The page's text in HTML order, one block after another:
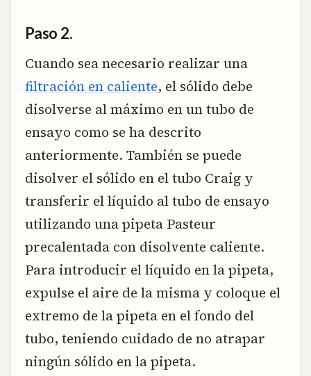
Paso 2.
Cuando sea necesario realizar una
filtración en caliente, el sólido debe
disolverse al máximo en un tubo de
ensayo como se ha descrito
anteriormente. También se puede
disolver el sólido en el tubo Craig y
transferir el líquido al tubo de ensayo
utilizando una pipeta Pasteur
precalentada con disolvente caliente.
Para introducir el líquido en la pipeta,
expulse el aire de la misma y coloque el
extremo de la pipeta en el fondo del
tubo, teniendo cuidado de no atrapar
ningún sólido en la pipeta.